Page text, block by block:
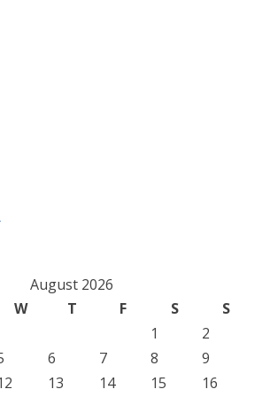
August 2026
W T F S
S
1
2
6 7 8
9
13 14 15
16